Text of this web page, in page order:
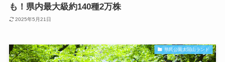
も！県内最大級約140種2万株
2025年5月21日
県民公園太閤山ランド